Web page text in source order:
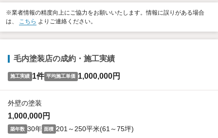
※業者情報の精度向上にご協力をお願いいたします。情報に誤りがある場合
は、 こちら よりご連絡ください。
毛内塗装店の成約・施工実績
施工実績 1件 平均施工単価 1,000,000円
外壁の塗装
1,000,000円
築年数 30年 面積 201～250平米(61～75坪)